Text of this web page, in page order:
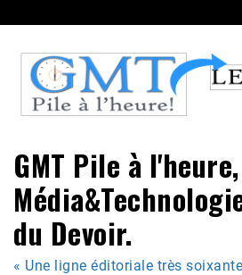
to
content
GMT Pile à
du Devoir.
« Une ligne éditoriale très